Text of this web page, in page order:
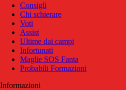
Consigli
Chi schierare
Voti
Assist
Ultime dai campi
Infortunati
Maglie SOS Fanta
Probabili Formazioni
Informazioni